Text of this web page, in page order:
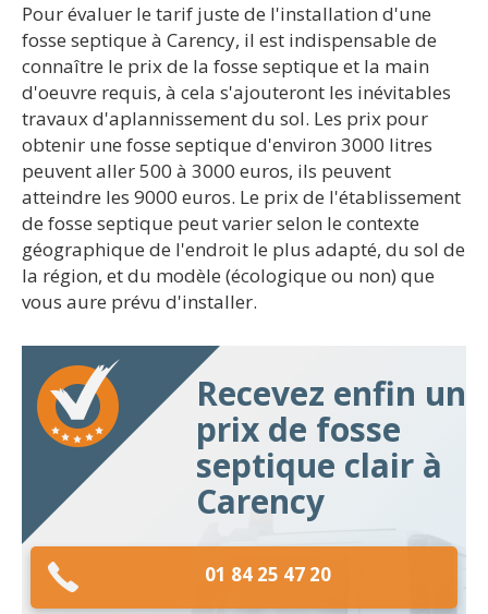
Pour évaluer le tarif juste de l'installation d'une
fosse septique à Carency, il est indispensable de
connaître le prix de la fosse septique et la main
d'oeuvre requis, à cela s'ajouteront les inévitables
travaux d'aplannissement du sol. Les prix pour
obtenir une fosse septique d'environ 3000 litres
peuvent aller 500 à 3000 euros, ils peuvent
atteindre les 9000 euros. Le prix de l'établissement
de fosse septique peut varier selon le contexte
géographique de l'endroit le plus adapté, du sol de
la région, et du modèle (écologique ou non) que
vous aure prévu d'installer.
Recevez enfin un
prix de fosse
septique clair à
Carency
01 84 25 47 20